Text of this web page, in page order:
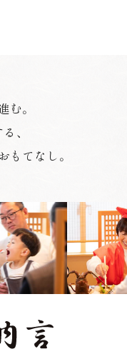
む。
、
おもてなし。